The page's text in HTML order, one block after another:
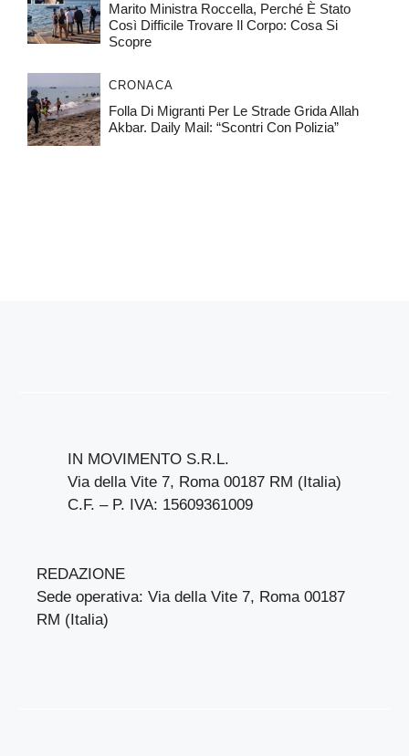
Marito Ministra Roccella, Perché È Stato
Così Difficile Trovare Il Corpo: Cosa Si
Scopre
CRONACA
Folla Di Migranti Per Le Strade Grida Allah
Akbar. Daily Mail: “Scontri Con Polizia”
IN MOVIMENTO S.R.L.
Via della Vite 7, Roma 00187 RM (Italia)
C.F. – P. IVA: 15609361009
REDAZIONE
Sede operativa: Via della Vite 7, Roma 00187
RM (Italia)